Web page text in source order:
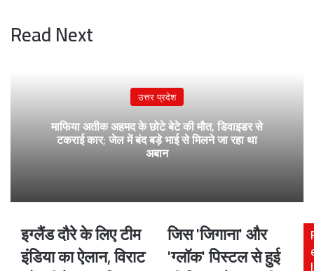
Read Next
उत्तर प्रदेश
माफिया अतीक अहमद के छोटे बेटे की मौत, डिवाइडर से
टकराई कार; जेल में बंद बड़े भाई से मिलने जा रहा था
अबान
इग्लैंड
दौरे
के
इग्लैंड दौरे के लिए टीम
इंडिया का ऐलान, विराट
जिस
'जिगाना'
और
जिस 'जिगाना' और
'ग्लॉक' पिस्टल से हुई